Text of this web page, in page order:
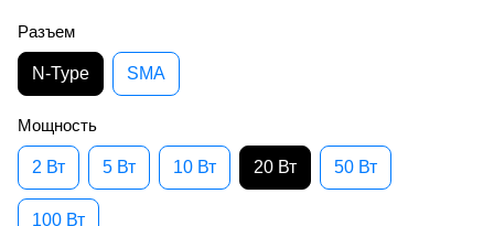
Разъем
N-Type SMA
Мощность
2 Вт 5 Вт 10 Вт 20 Вт 50 Вт
100 Вт